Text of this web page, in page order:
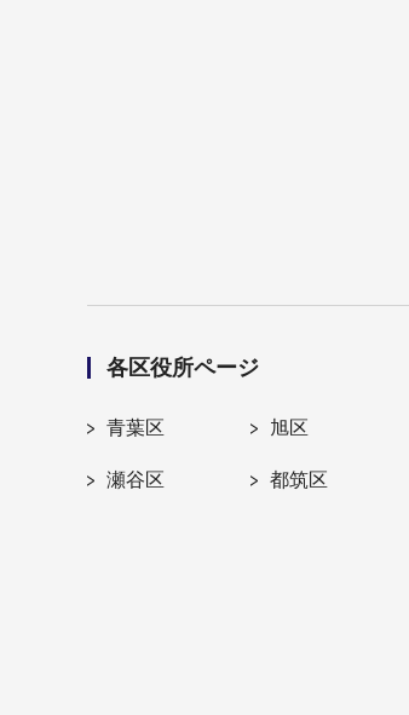
各区役所ページ
青葉区 旭区
瀬谷区 都筑区